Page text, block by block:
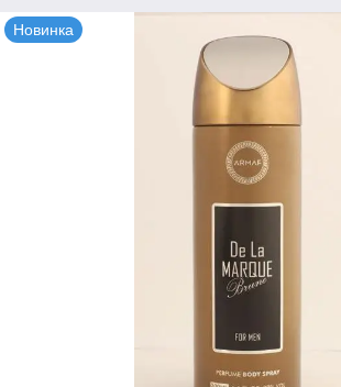
Новинка